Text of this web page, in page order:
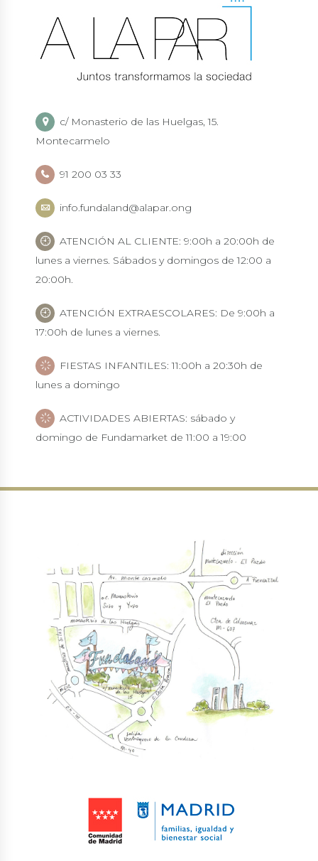
c/ Monasterio de las Huelgas, 15.
Montecarmelo
91 200 03 33
info.fundaland@alapar.ong
ATENCIÓN AL CLIENTE: 9:00h a 20:00h de
lunes a viernes. Sábados y domingos de 12:00 a
20:00h.
ATENCIÓN EXTRAESCOLARES: De 9:00h a
17:00h de lunes a viernes.
FIESTAS INFANTILES: 11:00h a 20:30h de
lunes a domingo
ACTIVIDADES ABIERTAS: sábado y
domingo de Fundamarket de 11:00 a 19:00